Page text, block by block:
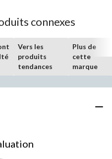
connexes
Vers les
produits
tendances
Plus de
cette
marque